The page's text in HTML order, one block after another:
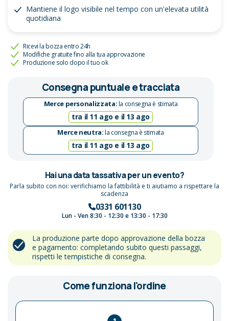
Mantiene il logo visibile nel tempo con un'elevata utilità
quotidiana
Ricevi la bozza entro 24h
Modifiche gratuite fino alla tua approvazione
Produzione solo dopo il tuo ok
Consegna puntuale e tracciata
Merce personalizzata:la consegna è stimata
tra il 11 ago e il 13 ago
Merce neutra:la consegna è stimata
tra il 11 ago e il 13 ago
Hai una data tassativa per un evento?
Parla subito con noi: verifichiamo la fattibilità e ti aiutiamo a rispettare la
scadenza
0331 601130
Lun - Ven 8:30 - 12:30 e 13:30 - 17:30
La produzione parte dopo approvazione della bozza
e pagamento: completando subito questi passaggi,
rispetti le tempistiche di consegna.
Come funziona l'ordine